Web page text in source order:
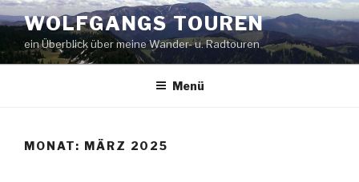
Zum
Inhalt
springen
WOLFGANGS TOUREN
ein Überblick über meine Wander- u. Radtouren
Menü
MONAT: MÄRZ 2025